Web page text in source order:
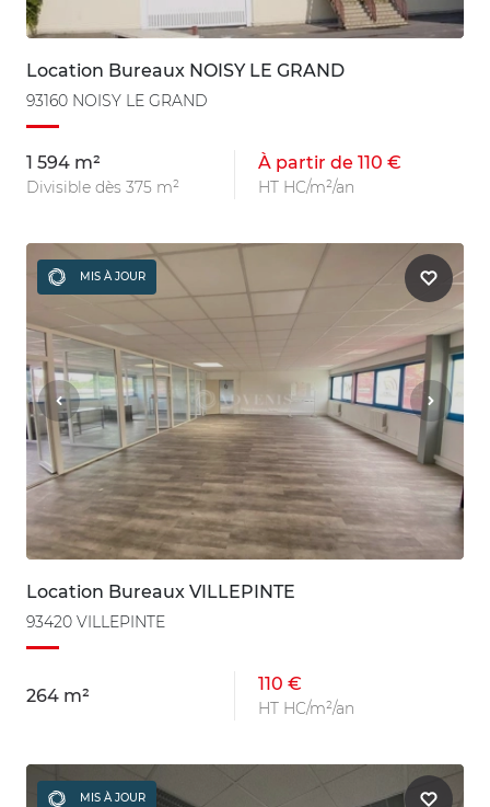
Location Bureaux NOISY LE GRAND
93160 NOISY LE GRAND
1 594 m²
Divisible dès 375 m²
À partir de 110 €
HT HC/m²/an
MIS À JOUR
Location Bureaux VILLEPINTE
93420 VILLEPINTE
264 m²
110 €
HT HC/m²/an
MIS À JOUR